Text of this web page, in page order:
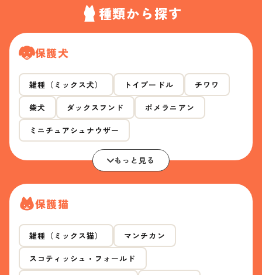
種類から探す
保護犬
雑種（ミックス犬） トイプードル チワワ
柴犬 ダックスフンド ポメラニアン
ミニチュアシュナウザー
もっと見る
保護猫
雑種（ミックス猫） マンチカン
スコティッシュ・フォールド